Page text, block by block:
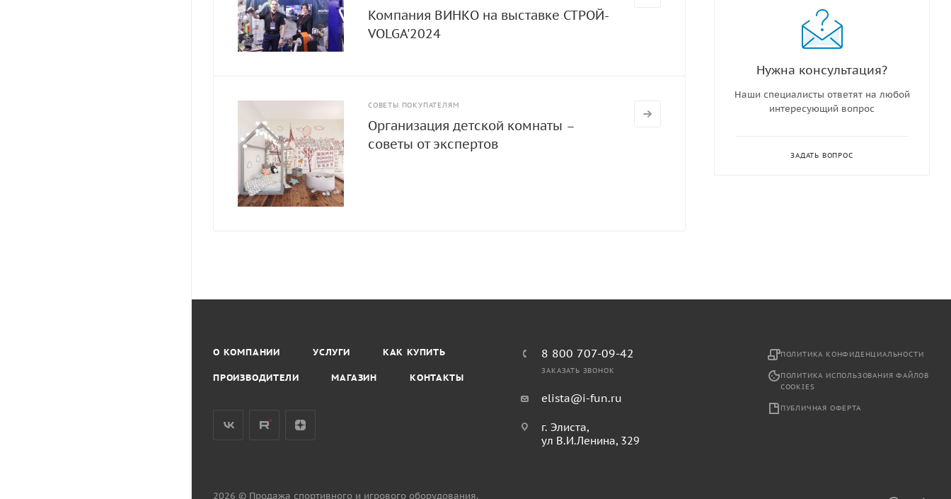
Компания ВИНКО на выставке СТРОЙ-
VOLGA'2024
СОВЕТЫ ПОКУПАТЕЛЯМ
Организация детской комнаты –
советы от экспертов
Нужна консультация?
Наши специалисты ответят на любой
интересующий вопрос
ЗАДАТЬ ВОПРОС
О КОМПАНИИ УСЛУГИ КАК КУПИТЬ
ПРОИЗВОДИТЕЛИ МАГАЗИН КОНТАКТЫ
8 800 707-09-42
ЗАКАЗАТЬ ЗВОНОК
elista@i-fun.ru
г. Элиста,
ул В.И.Ленина, 329
ПОЛИТИКА КОНФИДЕНЦИАЛЬНОСТИ
ПОЛИТИКА ИСПОЛЬЗОВАНИЯ ФАЙЛОВ
COOKIES
ПУБЛИЧНАЯ ОФЕРТА
2026 © Продажа спортивного и игрового оборудования.